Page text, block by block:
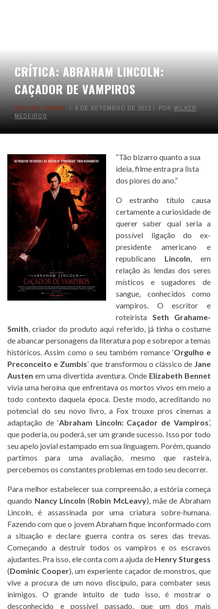
CRÍTICA: ABRAHAM LINCOLN:
CAÇADOR DE VAMPIROS
CRÍTICA, FILMES 6 DE SETEMBRO DE 2012 POR WILKER
MEDEIROS
“Tão bizarro quanto a sua
ideia, filme entra pra lista
dos piores do ano.”
O estranho título causa
certamente a curiosidade de
querer saber qual seria a
possível ligação do ex-
presidente americano e
republicano Lincoln, em
relação às lendas dos seres
místicos e sugadores de
sangue, conhecidos como
vampiros. O escritor e
roteirista Seth Grahame-
Smith, criador do produto aqui referido, já tinha o costume
de abancar personagens da literatura pop e sobrepor a temas
históricos. Assim como o seu também romance ‘Orgulho e
Preconceito e Zumbis’ que transformou o clássico de Jane
Austen em uma divertida aventura. Onde Elizabeth Bennet
vivia uma heroína que enfrentava os mortos vivos em meio a
todo contexto daquela época. Deste modo, acreditando no
potencial do seu novo livro, a Fox trouxe pros cinemas a
adaptação de ‘Abraham Lincoln: Caçador de Vampiros’,
que poderia, ou poderá, ser um grande sucesso. Isso por todo
seu apelo jovial estampado em sua linguagem. Porém, quando
partimos para uma avaliação, mesmo que rasteira,
percebemos os constantes problemas em todo seu decorrer.
Para melhor estabelecer sua compreensão, a estória começa
quando Nancy Lincoln (Robin McLeavy), mãe de Abraham
Lincoln, é assassinada por uma criatura sobre-humana.
Fazendo com que o jovem Abraham fique inconformado com
a situação e declare guerra contra os seres das trevas.
Começando a destruir todos os vampiros e os escravos
ajudantes. Pra isso, ele conta com a ajuda de Henry Sturgess
(Dominic Cooper), um experiente caçador de monstros, que
vive a procura de um novo discípulo, para combater seus
inimigos. O grande intuito de tudo isso, é mostrar o
desconhecido e possível passado, que um dos mais